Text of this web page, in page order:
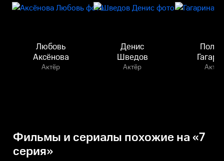
Любовь
Аксёнова
Актёр
Денис
Шведов
Актёр Актёр
Фильмы и сериалы похожие на «7
серия»